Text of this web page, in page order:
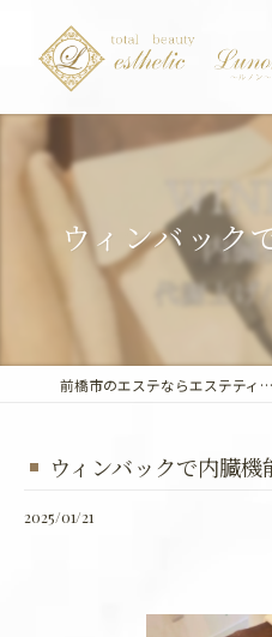
ウィンバック
前橋市のエステならエステティック～Lunon～
ウィンバックで内臓機
2025/01/21